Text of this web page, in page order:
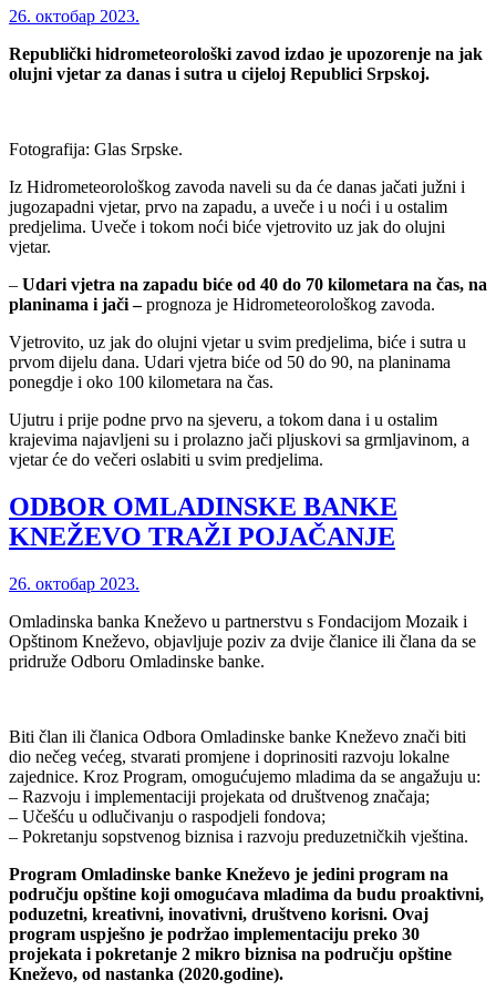
26. октобар 2023.
Republički hidrometeorološki zavod izdao je upozorenje na jak
olujni vjetar za danas i sutra u cijeloj Republici Srpskoj.
Fotografija: Glas Srpske.
Iz Hidrometeorološkog zavoda naveli su da će danas jačati južni i
jugozapadni vjetar, prvo na zapadu, a uveče i u noći i u ostalim
predjelima. Uveče i tokom noći biće vjetrovito uz jak do olujni
vjetar.
– Udari vjetra na zapadu biće od 40 do 70 kilometara na čas, na
planinama i jači –prognoza je Hidrometeorološkog zavoda.
Vjetrovito, uz jak do olujni vjetar u svim predjelima, biće i sutra u
prvom dijelu dana. Udari vjetra biće od 50 do 90, na planinama
ponegdje i oko 100 kilometara na čas.
Ujutru i prije podne prvo na sjeveru, a tokom dana i u ostalim
krajevima najavljeni su i prolazno jači pljuskovi sa grmljavinom, a
vjetar će do večeri oslabiti u svim predjelima.
ODBOR OMLADINSKE BANKE
KNEŽEVO TRAŽI POJAČANJE
26. октобар 2023.
Omladinska banka Kneževo u partnerstvu s Fondacijom Mozaik i
Opštinom Kneževo, objavljuje poziv za dvije članice ili člana da se
pridruže Odboru Omladinske banke.
Biti član ili članica Odbora Omladinske banke Kneževo znači biti
dio nečeg većeg, stvarati promjene i doprinositi razvoju lokalne
zajednice. Kroz Program, omogućujemo mladima da se angažuju u:
– Razvoju i implementaciji projekata od društvenog značaja;
– Učešću u odlučivanju o raspodjeli fondova;
– Pokretanju sopstvenog biznisa i razvoju preduzetničkih vještina.
Program Omladinske banke Kneževo je jedini program na
području opštine koji omogućava mladima da budu proaktivni,
poduzetni, kreativni, inovativni, društveno korisni. Ovaj
program uspješno je podržao implementaciju preko 30
projekata i pokretanje 2 mikro biznisa na području opštine
Kneževo, od nastanka (2020.godine).